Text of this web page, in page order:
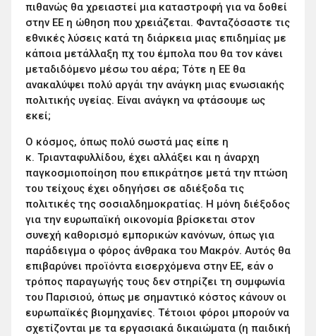
πιθανώς θα χρειαστεί μια καταστροφή για να δοθεί
στην ΕΕ η ώθηση που χρειάζεται. Φανταζόσαστε τις
εθνικές λύσεις κατά τη διάρκεια μιας επιδημίας με
κάποια μετάλλαξη πχ του έμπολα που θα τον κάνει
μεταδιδόμενο μέσω του αέρα; Τότε η ΕΕ θα
ανακαλύψει πολύ αργάι την ανάγκη μιας ενωσιακής
πολιτικής υγείας. Είναι ανάγκη να φτάσουμε ως
εκεί;
Ο κόσμος, όπως πολύ σωστά μας είπε η
κ. Τριανταφυλλίδου, έχει αλλάξει και η άναρχη
παγκοσμιοποίηση που επικράτησε μετά την πτώση
του τείχους έχει οδηγήσει σε αδιέξοδα τις
πολιτικές της σοσιαλδημοκρατίας. Η μόνη διέξοδος
για την ευρωπαϊκή οικονομία βρίσκεται στον
συνεχή καθορισμό εμπορικών κανόνων, όπως για
παράδειγμα ο φόρος άνθρακα του Μακρόν. Αυτός θα
επιβαρύνει προϊόντα εισερχόμενα στην ΕΕ, εάν ο
τρόπος παραγωγής τους δεν στηρίζει τη συμφωνία
του Παρισιού, όπως με σημαντικό κόστος κάνουν οι
ευρωπαϊκές βιομηχανίες. Τέτοιοι φόροι μπορούν να
σχετίζονται με τα εργασιακά δικαιώματα (η παιδική